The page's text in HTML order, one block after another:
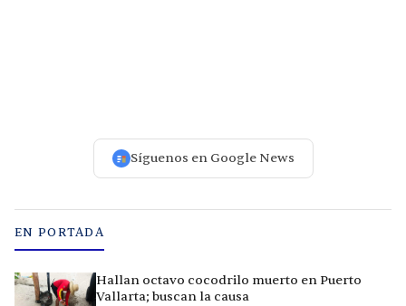
Síguenos en Google News
EN PORTADA
Hallan octavo cocodrilo muerto en Puerto
Vallarta; buscan la causa